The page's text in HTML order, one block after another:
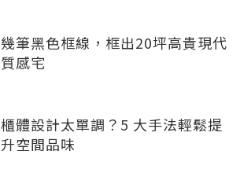
幾筆黑色框線，框出20坪高貴現代
質感宅
櫃體設計太單調？5 大手法輕鬆提
升空間品味